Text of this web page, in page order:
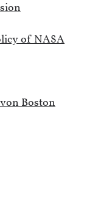
of NASA
Boston